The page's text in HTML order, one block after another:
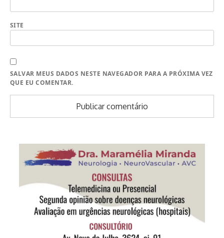
SITE
SALVAR MEUS DADOS NESTE NAVEGADOR PARA A PRÓXIMA VEZ
QUE EU COMENTAR.